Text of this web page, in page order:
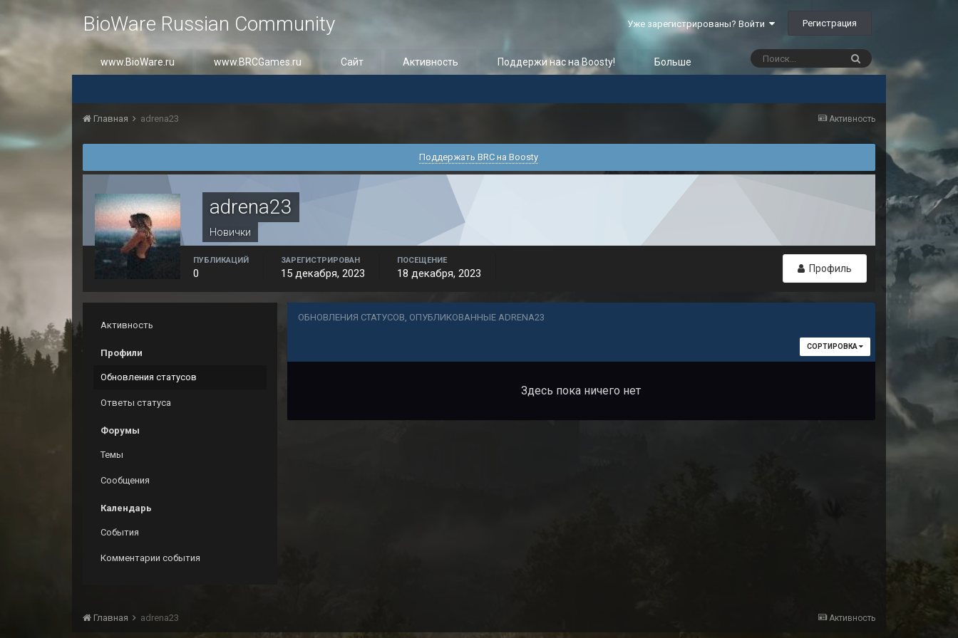
BioWare Russian Community Уже зарегистрированы? Войти Регистрация
www.BioWare.ru www.BRCGames.ru Сайт Активность Поддержи нас на Boosty! Больше
Активность
Главная adrena23
Поддержать BRC на Boosty
adrena23
Новички
Профиль
ПУБЛИКАЦИЙ
0
ЗАРЕГИСТРИРОВАН
15 декабря, 2023
ПОСЕЩЕНИЕ
18 декабря, 2023
Активность
Профили
Обновления статусов
Ответы статуса
Форумы
Темы
Сообщения
Календарь
События
Комментарии события
ОБНОВЛЕНИЯ СТАТУСОВ, ОПУБЛИКОВАННЫЕ ADRENA23
СОРТИРОВКА
Здесь пока ничего нет
Активность
Главная adrena23